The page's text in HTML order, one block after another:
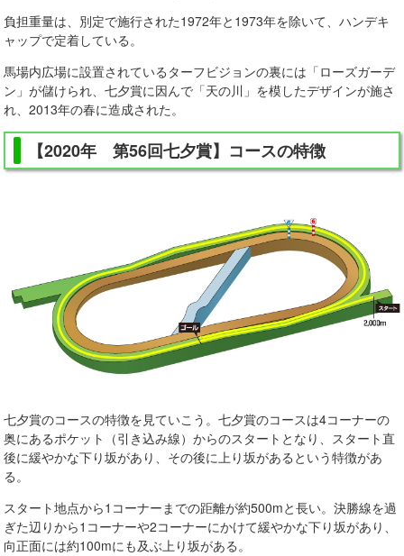
負担重量は、別定で施行された1972年と1973年を除いて、ハンデキ
ャップで定着している。
馬場内広場に設置されているターフビジョンの裏には「ローズガーデ
ン」が儲けられ、七夕賞に因んで「天の川」を模したデザインが施さ
れ、2013年の春に造成された。
【2020年 第56回七夕賞】コースの特徴
七夕賞のコースの特徴を見ていこう。七夕賞のコースは4コーナーの
奥にあるポケット（引き込み線）からのスタートとなり、スタート直
後に緩やかな下り坂があり、その後に上り坂があるという特徴があ
る。
スタート地点から1コーナーまでの距離が約500mと長い。決勝線を過
ぎた辺りから1コーナーや2コーナーにかけて緩やかな下り坂があり、
向正面には約100mにも及ぶ上り坂がある。